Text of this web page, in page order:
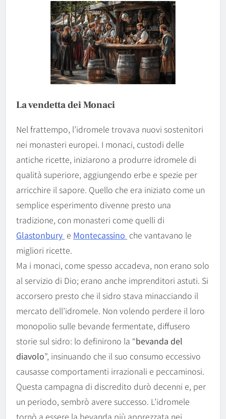
La vendetta dei Monaci
Nel frattempo, l’idromele trovava nuovi sostenitori
nei monasteri europei. I monaci, custodi delle
antiche ricette, iniziarono a produrre idromele di
qualità superiore, aggiungendo erbe e spezie per
arricchire il sapore. Quello che era iniziato come un
semplice esperimento divenne presto una
tradizione, con monasteri come quelli di
Glastonbury e Montecassino che vantavano le
migliori ricette.
Ma i monaci, come spesso accadeva, non erano solo
al servizio di Dio; erano anche imprenditori astuti. Si
accorsero presto che il sidro stava minacciando il
mercato dell’idromele. Non volendo perdere il loro
monopolio sulle bevande fermentate, diffusero
storie sul sidro: lo definirono la “bevanda del
diavolo”, insinuando che il suo consumo eccessivo
causasse comportamenti irrazionali e peccaminosi.
Questa campagna di discredito durò decenni e, per
un periodo, sembrò avere successo. L’idromele
tornò a essere la bevanda più apprezzata nei